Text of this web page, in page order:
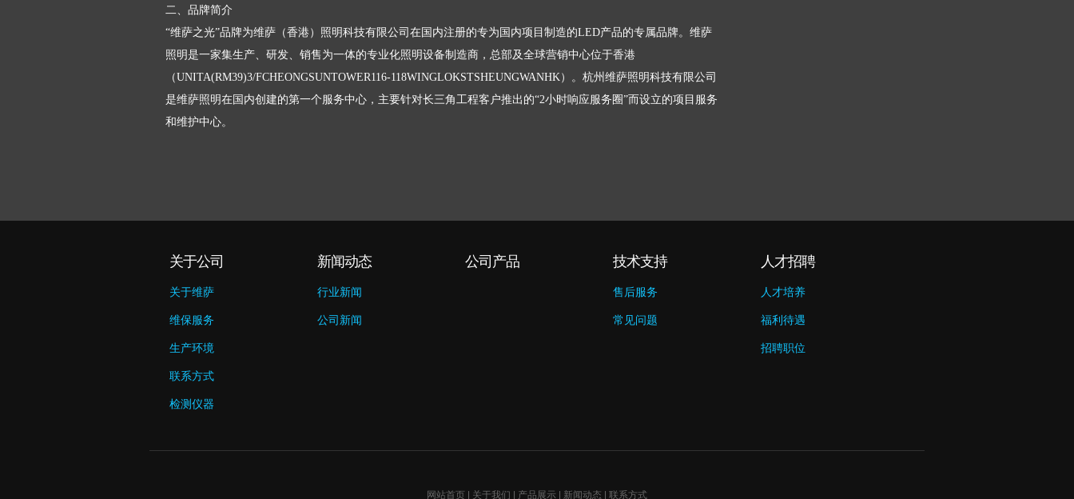
二、品牌简介
“维萨之光”品牌为维萨（香港）照明科技有限公司在国内注册的专为国内项目制造的LED产品的专属品牌。维萨
照明是一家集生产、研发、销售为一体的专业化照明设备制造商，总部及全球营销中心位于香港
（UNITA(RM39)3/FCHEONGSUNTOWER116-118WINGLOKSTSHEUNGWANHK）。杭州维萨照明科技有限公司
是维萨照明在国内创建的第一个服务中心，主要针对长三角工程客户推出的“2小时响应服务圈”而设立的项目服务
和维护中心。
关于公司
关于维萨
维保服务
生产环境
联系方式
检测仪器
新闻动态
行业新闻
公司新闻
公司产品 技术支持
售后服务
常见问题
人才招聘
人才培养
福利待遇
招聘职位
网站首页 关于我们 产品展示 新闻动态 联系方式